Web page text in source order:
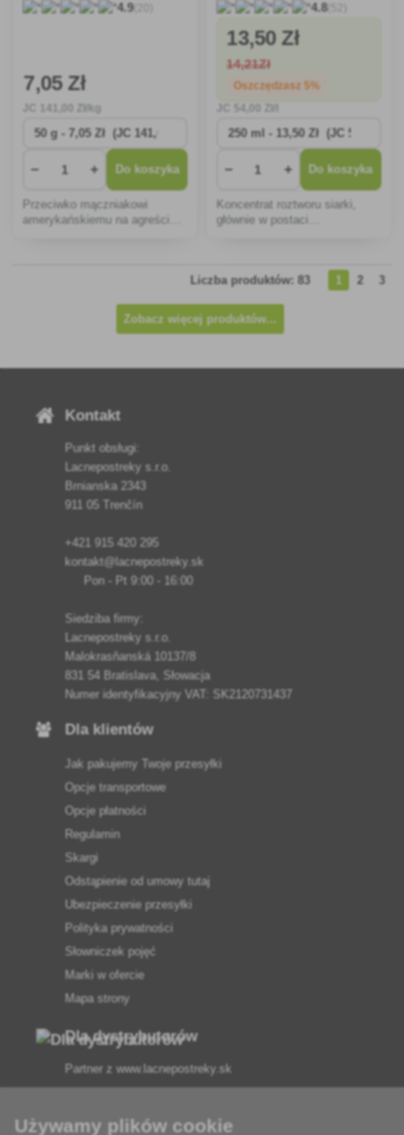
4.9(20)
7,05 Zł
,00 Zł/kg
− + Do koszyka
Przeciwko mączniakowi
amerykańskiemu na agreście
4.8(52)
13,50 Zł
14,21Zł
Oszczędzasz 5%
− + Do koszyka
Koncentrat roztworu siarki,
głównie w postaci
Liczba produktów: 83 1 2 3
Zobacz więcej produktów...
Kontakt
Punkt obsługi:
Lacnepostreky s.r.o.
Brnianska 2343
911 05 Trenčín
+421 915 420 295
kontakt@lacnepostreky.sk
Pon - Pt 9:00 - 16:00
Siedziba firmy:
Lacnepostreky s.r.o.
Malokrasňanská 10137/8
831 54 Bratislava, Słowacja
Numer identyfikacyjny VAT: SK2120731437
Dla klientów
Jak pakujemy Twoje przesyłki
Opcje transportowe
Opcje płatności
Regulamin
Skargi
Odstąpienie od umowy tutaj
Ubezpieczenie przesyłki
Polityka prywatności
Słowniczek pojęć
Marki w ofercie
Mapa strony
Dla dystrybutorów
Partner z www.lacnepostreky.sk
Używamy plików cookie